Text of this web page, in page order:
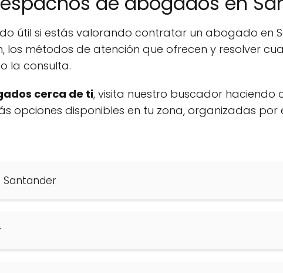
útil si estás valorando contratar un abogado en
métodos de atención que ofrecen y resolver
la consulta.
cerca de ti, visita nuestro buscador haciendo
opciones disponibles en tu zona, organizadas
Santander